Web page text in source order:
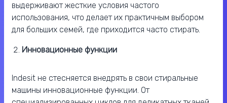
выдерживают жесткие условия частого
использования, что делает их практичным выбором
для больших семей, где приходится часто стирать.
Инновационные функции
Indesit не стесняется внедрять в свои стиральные
машины инновационные функции. От